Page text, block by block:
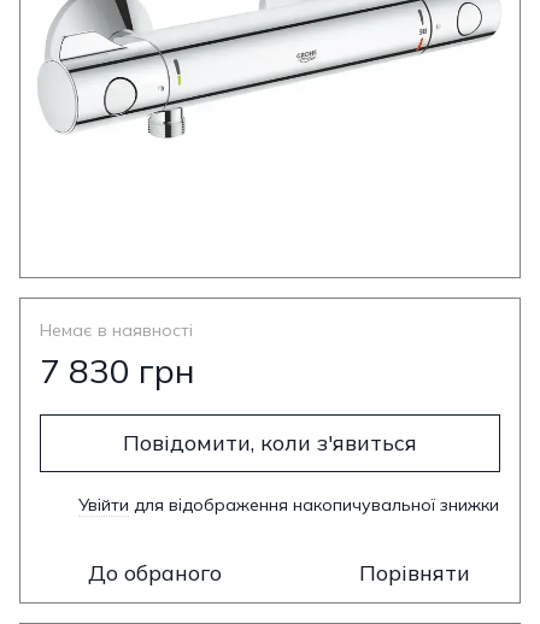
Немає в наявності
7 830 грн
Повідомити, коли з'явиться
Увійти для відображення накопичувальної знижки
До обраного Порівняти